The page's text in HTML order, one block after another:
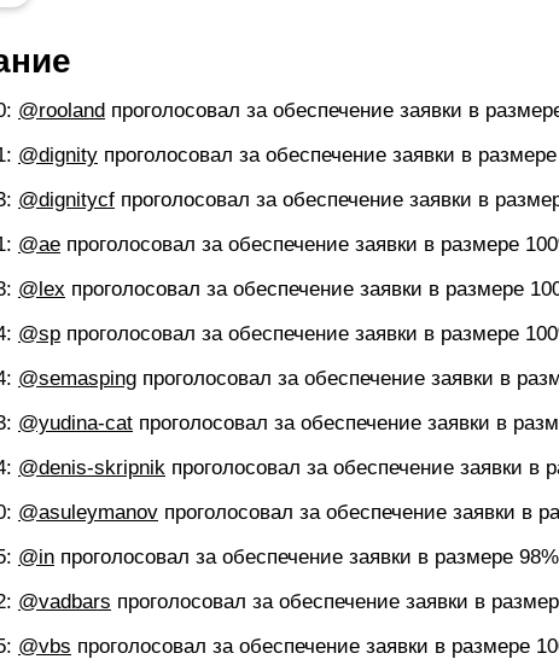
: @rooland проголосовал за обеспечение заявки в
: @dignity проголосовал за обеспечение заявки в
: @dignitycf проголосовал за обеспечение заявки в
: @ae проголосовал за обеспечение заявки в размере
: @lex проголосовал за обеспечение заявки в размере
: @sp проголосовал за обеспечение заявки в размере
: @semasping проголосовал за обеспечение заявки в
: @yudina-cat проголосовал за обеспечение заявки в
: @denis-skripnik проголосовал за обеспечение заявки в
: @asuleymanov проголосовал за обеспечение заявки в
: @in проголосовал за обеспечение заявки в размере 98%
: @vadbars проголосовал за обеспечение заявки в
: @vbs проголосовал за обеспечение заявки в размере